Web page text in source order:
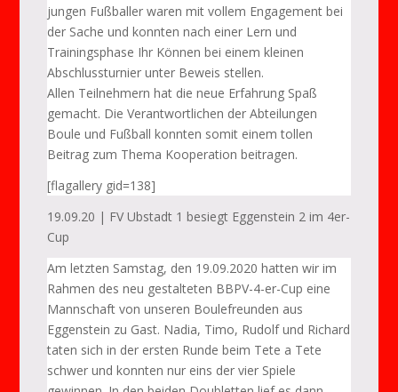
jungen Fußballer waren mit vollem Engagement bei
der Sache und konnten nach einer Lern und
Trainingsphase Ihr Können bei einem kleinen
Abschlussturnier unter Beweis stellen.
Allen Teilnehmern hat die neue Erfahrung Spaß
gemacht. Die Verantwortlichen der Abteilungen
Boule und Fußball konnten somit einem tollen
Beitrag zum Thema Kooperation beitragen.
[flagallery gid=138]
19.09.20 | FV Ubstadt 1 besiegt Eggenstein 2 im 4er-
Cup
Am letzten Samstag, den 19.09.2020 hatten wir im
Rahmen des neu gestalteten BBPV-4-er-Cup eine
Mannschaft von unseren Boulefreunden aus
Eggenstein zu Gast. Nadia, Timo, Rudolf und Richard
taten sich in der ersten Runde beim Tete a Tete
schwer und konnten nur eins der vier Spiele